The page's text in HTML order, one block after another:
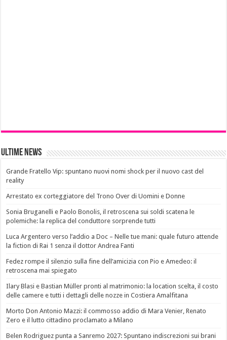
Ultime News
Grande Fratello Vip: spuntano nuovi nomi shock per il nuovo cast del
reality
Arrestato ex corteggiatore del Trono Over di Uomini e Donne
Sonia Bruganelli e Paolo Bonolis, il retroscena sui soldi scatena le
polemiche: la replica del conduttore sorprende tutti
Luca Argentero verso l’addio a Doc – Nelle tue mani: quale futuro attende
la fiction di Rai 1 senza il dottor Andrea Fanti
Fedez rompe il silenzio sulla fine dell’amicizia con Pio e Amedeo: il
retroscena mai spiegato
Ilary Blasi e Bastian Müller pronti al matrimonio: la location scelta, il costo
delle camere e tutti i dettagli delle nozze in Costiera Amalfitana
Morto Don Antonio Mazzi: il commosso addio di Mara Venier, Renato
Zero e il lutto cittadino proclamato a Milano
Belen Rodriguez punta a Sanremo 2027: Spuntano indiscrezioni sui brani